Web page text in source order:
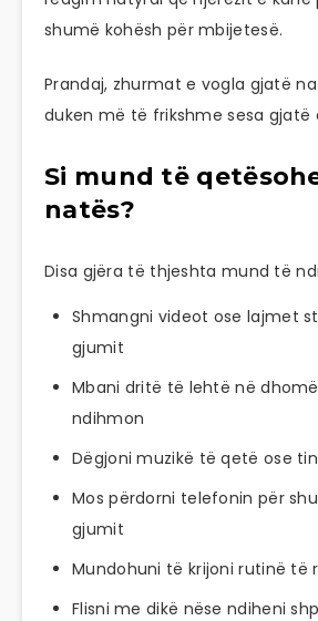
shumë kohësh për mbijetesë.
Prandaj, zhurmat e vogla gjatë
duken më të frikshme sesa gjatë
Si mund të
natës?
Disa gjëra të thjeshta mund të
Shmangni videot ose lajmet
gjumit
Mbani dritë të lehtë në
ndihmon
Dëgjoni muzikë të qetë ose
Mos përdorni telefonin për
gjumit
Mundohuni të krijoni rutinë të
Flisni me dikë nëse ndiheni